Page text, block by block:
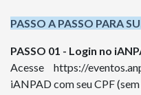
PASSO A PASSO PARA
PASSO 01 - Login no
Acesse https://
iANPAD com seu CPF